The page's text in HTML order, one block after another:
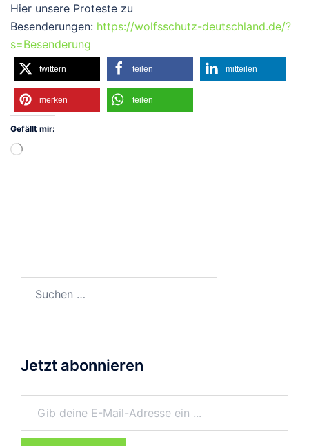
Hier unsere Proteste zu
Besenderungen: https://wolfsschutz-deutschland.de/?
s=Besenderung
twittern teilen mitteilen
merken teilen
Gefällt mir:
Wird
nach:
Jetzt abonnieren
Gib deine E-Mail-Adresse ein ...